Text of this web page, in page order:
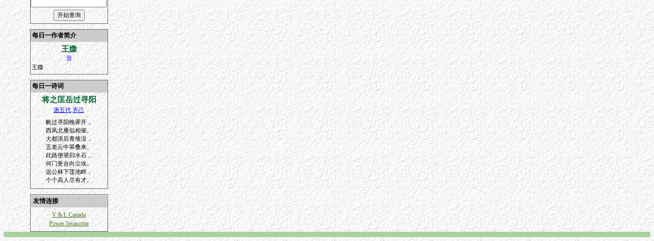
每日一作者简介
王媺
明
王媺
每日一诗词
将之匡岳过寻阳
唐五代.齐己
帆过寻阳晚霁开，
西风北雁似相催。
大都浪后青堆没，
五老云中翠叠来。
此路便堪归水石，
何门更合向尘埃。
远公林下莲池畔，
个个高人尽有才。
友情连接
V & L Canada
Power Javascript